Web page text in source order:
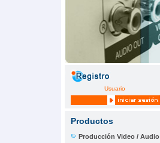
Usuario
Productos
Producción Video / Audio